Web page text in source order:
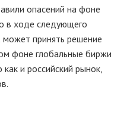
опасений на фоне
в ходе следующего
принять решение
фоне глобальные биржи
и российский рынок,